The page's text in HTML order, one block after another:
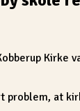
Kirke
problem, at